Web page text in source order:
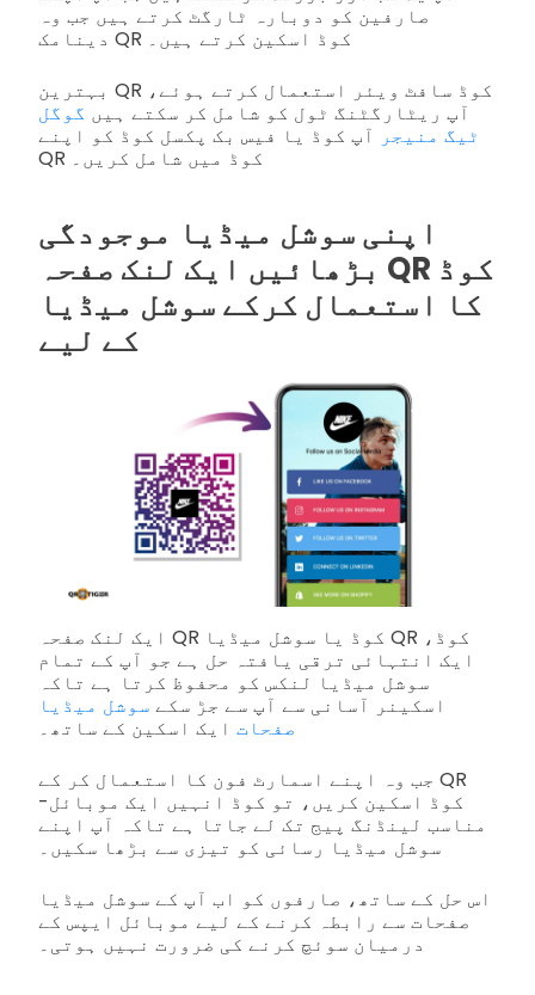
صارفین کو دوبارہ ٹارگٹ کرتے ہیں جب وہ
دینامک QR کوڈ اسکین کرتے ہیں۔
بہترین QR کوڈ سافٹ ویئر استعمال کرتے ہوئے،
آپ ریٹارگٹنگ ٹول کو شامل کر سکتے ہیں گوگل
ٹیگ منیجر آپ کوڈ یا فیس بک پکسل کوڈ کو اپنے
QR کوڈ میں شامل کریں۔
اپنی سوشل میڈیا موجودگی
بڑھائیں ایک لنک صفحہ QR کوڈ
کا استعمال کرکے سوشل میڈیا
کے لیے
ایک لنک صفحہ QR کوڈ یا سوشل میڈیا QR کوڈ،
ایک انتہائی ترقی یافتہ حل ہے جو آپ کے تمام
سوشل میڈیا لنکس کو محفوظ کرتا ہے تاکہ
اسکینر آسانی سے آپ سے جڑ سکے سوشل میڈیا
صفحات ایک اسکین کے ساتھ۔
جب وہ اپنے اسمارٹ فون کا استعمال کر کے QR
کوڈ اسکین کریں، تو کوڈ انہیں ایک موبائل-
مناسب لینڈنگ پیج تک لے جاتا ہے تاکہ آپ اپنے
سوشل میڈیا رسائی کو تیزی سے بڑھا سکیں۔
اس حل کے ساتھ، صارفوں کو اب آپ کے سوشل میڈیا
صفحات سے رابطہ کرنے کے لیے موبائل ایپس کے
درمیان سوئچ کرنے کی ضرورت نہیں ہوتی۔